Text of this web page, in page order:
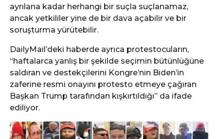
ayrılana kadar herhangi bir suçla suçlanamaz,
ancak yetkililer yine de bir dava açabilir ve bir
soruşturma yürütebilir.
DailyMail’deki haberde ayrıca protestocuların,
“haftalarca yanlış bir şekilde seçimin bütünlüğüne
saldıran ve destekçilerini Kongre’nin Biden’in
zaferine resmi onayını protesto etmeye çağıran
Başkan Trump tarafından kışkırtıldığı” da ifade
ediliyor.